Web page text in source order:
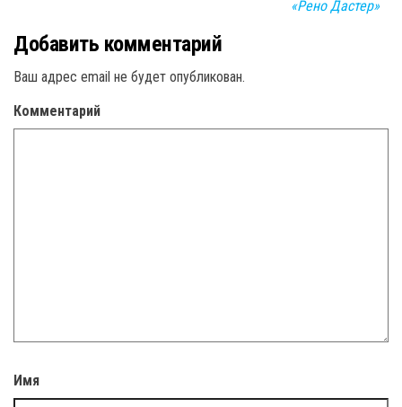
«Рено Дастер»
Добавить комментарий
Ваш адрес email не будет опубликован.
Комментарий
Имя